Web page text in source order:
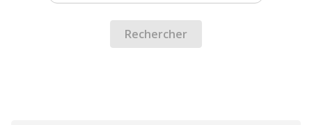
Rechercher